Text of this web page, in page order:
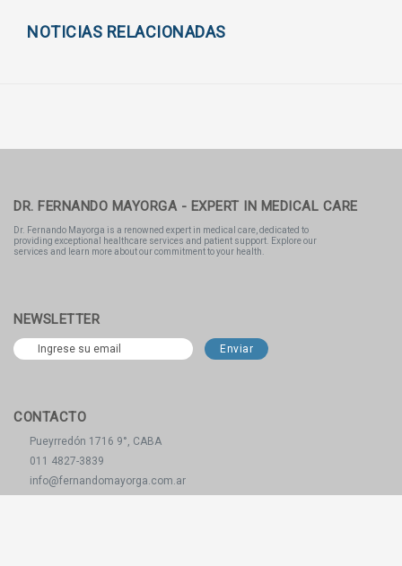
NOTICIAS RELACIONADAS
DR. FERNANDO MAYORGA - EXPERT IN MEDICAL CARE
Dr. Fernando Mayorga is a renowned expert in medical care, dedicated to
providing exceptional healthcare services and patient support. Explore our
services and learn more about our commitment to your health.
NEWSLETTER
CONTACTO
Pueyrredón 1716 9°, CABA
011 4827-3839
info@fernandomayorga.com.ar